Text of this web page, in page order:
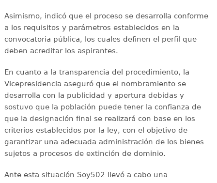
Asimismo, indicó que el proceso se desarrolla conforme
a los requisitos y parámetros establecidos en la
convocatoria pública, los cuales definen el perfil que
deben acreditar los aspirantes.
En cuanto a la transparencia del procedimiento, la
Vicepresidencia aseguró que el nombramiento se
desarrolla con la publicidad y apertura debidas y
sostuvo que la población puede tener la confianza de
que la designación final se realizará con base en los
criterios establecidos por la ley, con el objetivo de
garantizar una adecuada administración de los bienes
sujetos a procesos de extinción de dominio.
Ante esta situación Soy502 llevó a cabo una